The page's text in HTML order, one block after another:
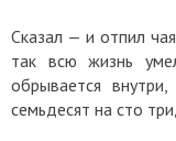
Сказал — и отпил
так всю жизнь
обрывается
семьдесят на сто